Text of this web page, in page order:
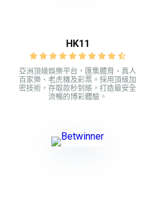
HK11
亞洲頂級娛樂平台，匯集體育、真人
百家樂、老虎機及彩票。採用頂級加
密技術，存取款秒到賬，打造最安全
流暢的博彩體驗。